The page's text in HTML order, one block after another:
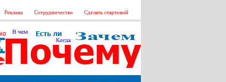
Реклама Сотрудничество Сделать стартовой